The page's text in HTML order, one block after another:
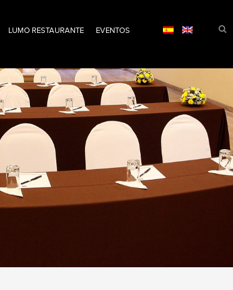
LUMO RESTAURANTE EVENTOS